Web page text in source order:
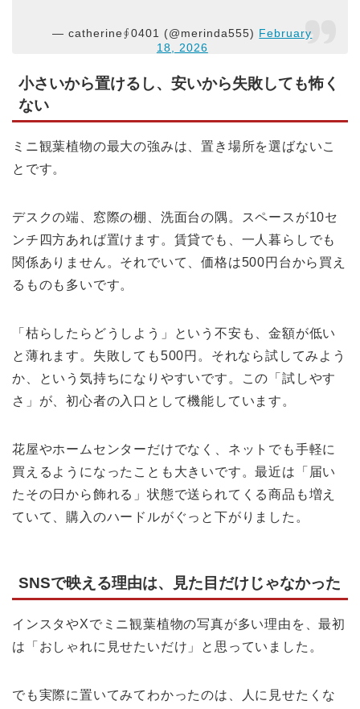
— catherine∮0401 (@merinda555) February
18, 2026
小さいから置けるし、安いから失敗しても怖く
ない
ミニ観葉植物の最大の強みは、置き場所を選ばないこ
とです。
デスクの端、窓際の棚、洗面台の隅。スペースが10セ
ンチ四方あれば置けます。賃貸でも、一人暮らしでも
関係ありません。それでいて、価格は500円台から買え
るものも多いです。
「枯らしたらどうしよう」という不安も、金額が低い
と薄れます。失敗しても500円。それなら試してみよう
か、という気持ちになりやすいです。この「試しやす
さ」が、初心者の入口として機能しています。
花屋やホームセンターだけでなく、ネットでも手軽に
買えるようになったことも大きいです。最近は「届い
たその日から飾れる」状態で送られてくる商品も増え
ていて、購入のハードルがぐっと下がりました。
SNSで映える理由は、見た目だけじゃなかった
インスタやXでミニ観葉植物の写真が多い理由を、最初
は「おしゃれに見せたいだけ」と思っていました。
でも実際に置いてみてわかったのは、人に見せたくな